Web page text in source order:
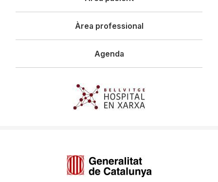
Àrea professional
Agenda